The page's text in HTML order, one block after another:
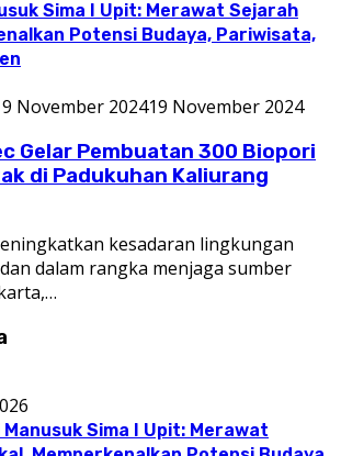
Sima I Upit: Merawat Sejarah
Potensi Budaya, Pariwisata,
November 202419 November 2024
Gelar Pembuatan 300 Biopori
di Padukuhan Kaliurang
kesadaran lingkungan
dalam rangka menjaga sumber
Sima I Upit: Merawat